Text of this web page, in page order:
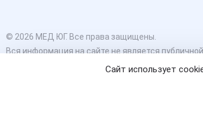
© 2026 МЕД ЮГ. Все права защищены.
Вся информация на сайте не является
Есть противопоказания, необходимо
Сайт использует